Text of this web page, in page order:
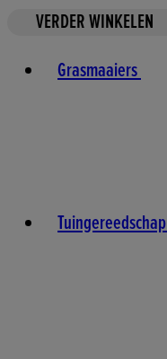
VERDER WINKELEN
Grasmaaiers
Tuingereedschap